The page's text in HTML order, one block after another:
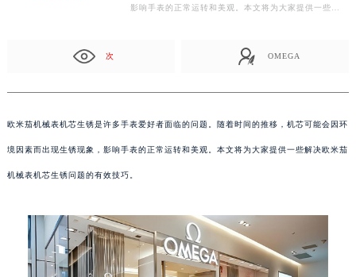
影响手表的正常运转和美观。本文将为大家提供一些…
次 OMEGA
欧米茄机械表机芯生锈是许多手表爱好者面临的问题。随着时间的推移，机芯可能会因环
境因素而出现生锈现象，影响手表的正常运转和美观。本文将为大家提供一些解决欧米茄
机械表机芯生锈问题的有效技巧。